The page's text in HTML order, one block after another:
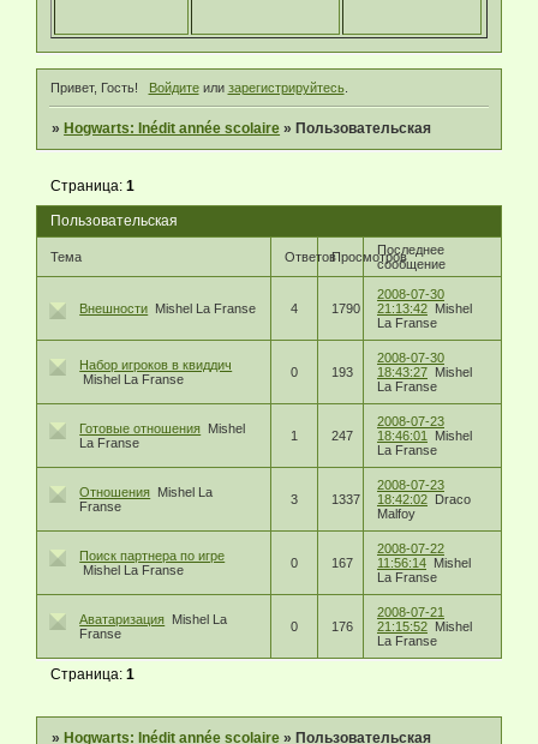
Привет, Гость! Войдитеили зарегистрируйтесь.
»Hogwarts: Inédit année scolaire »Пользовательская
Пользовательская
Страница:1
Тема ОтветовПросмотровПоследнее
сообщение
Внешности Mishel La Franse 4 1790
2008-07-30
21:13:42 Mishel
La Franse
Набор игроков в квиддич
Mishel La Franse
0 193
2008-07-30
18:43:27 Mishel
La Franse
Готовые отношения Mishel
La Franse
1 247
2008-07-23
18:46:01
Mishel
La Franse
Отношения Mishel La
Franse
3 1337
2008-07-23
18:42:02 Draco
Malfoy
Поиск партнера по игре
Mishel La Franse
0 167
2008-07-22
11:56:14 Mishel
La Franse
Аватаризация Mishel La
Franse
0 176
2008-07-21
21:15:52 Mishel
La Franse
Страница:1
» Hogwarts: Inédit année scolaire » Пользовательская